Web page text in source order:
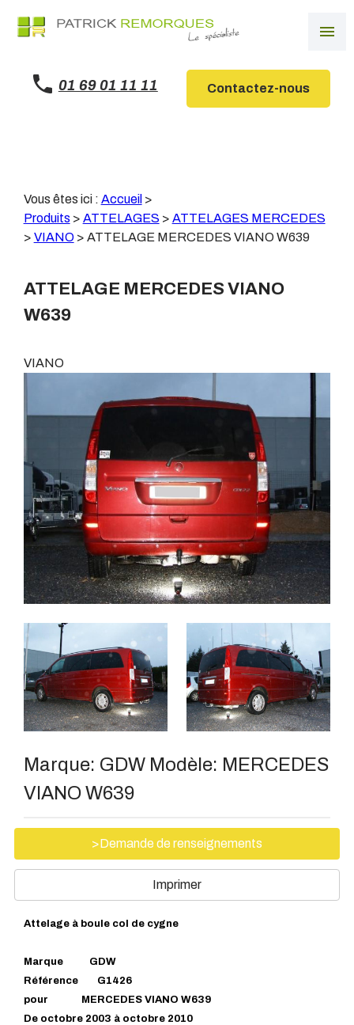
menu
01 69 01 11 11 Contactez-nous
Vous êtes ici : Accueil >
Produits > ATTELAGES > ATTELAGES MERCEDES
> VIANO> ATTELAGE MERCEDES VIANO W639
ATTELAGE MERCEDES VIANO
W639
VIANO
Marque: GDW Modèle: MERCEDES
VIANO W639
>Demande de renseignements
Imprimer
Attelage à boule col de cygne
Marque GDW
Référence G1426
pour MERCEDES VIANO W639
De octobre 2003 à octobre 2010